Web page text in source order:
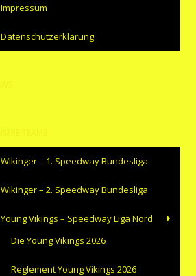
Impressum
Datenschutzerklärung
Wikinger – 1. Speedway Bundesliga
Wikinger – 2. Speedway Bundesliga
Young Vikings – Speedway Liga Nord
Die Young Vikings 2026
Reglement Young Vikings 2026